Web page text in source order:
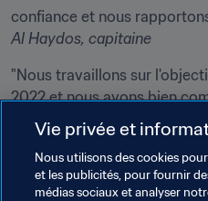
confiance et nous
Al Haydos, capitaine
"Nous travaillons sur
2022 et nous avons bien
Coupe d'Asie. La Copa
différent et elle sera riche
nous aidera à être plus
Ali, attaquant
Vie privée et
Nous utilisons des cookies
et les publicités, pour fournir
médias sociaux et analyser